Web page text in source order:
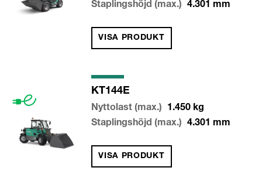
Staplingshöjd (max.)
4.301 mm
VISA PRODUKT
KT144E
Nyttolast (max.) 1.450 kg
Staplingshöjd (max.)
4.301 mm
VISA PRODUKT